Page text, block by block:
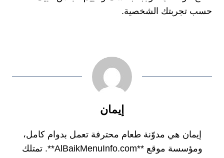
حسب تجربتك الشخصية.
إيمان
إيمان هي مدوّنة طعام محترفة تعمل بدوام كامل،
ومؤسسة موقع **AlBaikMenuInfo.com**. تمتلك